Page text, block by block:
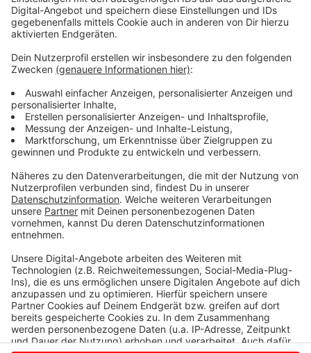
offene Fragen zu klären. Die Abfrage dauert
wahrscheinlich bis in den Herbst rein. Anschließend
findet entweder ein Termin statt - oder die
Bezirksregierung prüft direkt alle Stellungnahmen -
und entscheidet dann, ob sie grünes Licht für die
Wasserstoffanlage gibt.
Auf Wasserstoff ruhen in der Energiewende viele
Hoffnungen, weil bei seiner Herstellung keine
klimaschädlichen Treibhausgase entstehen müssen.
Anzeige
Anzeige